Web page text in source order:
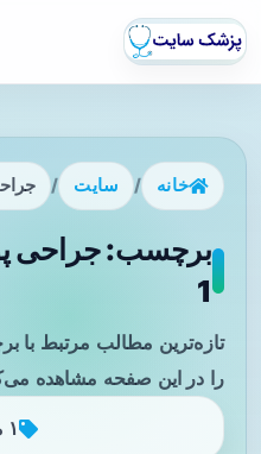
خانه / سایت /
برچسب: جراحی
1
تازه‌ترین مطالب مرتبط
را در این صفحه مشاهده
۱ مطلب